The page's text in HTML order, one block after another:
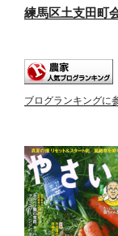
練馬区土支田町
ブログランキングに